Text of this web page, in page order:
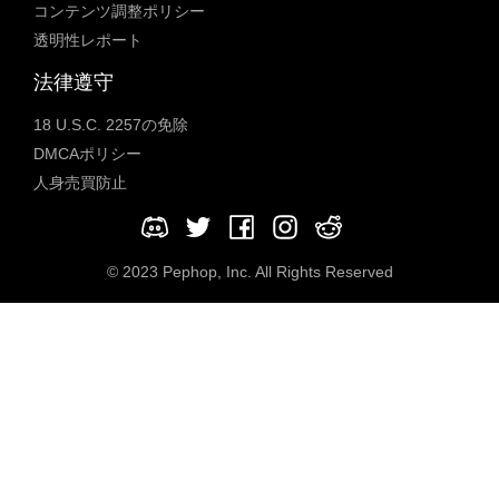
コンテンツ調整ポリシー
透明性レポート
法律遵守
18 U.S.C. 2257の免除
DMCAポリシー
人身売買防止
© 2023 Pephop, Inc. All Rights Reserved